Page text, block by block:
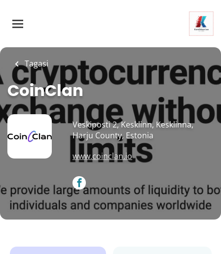
main
Tagasi
CoinClan
Veskiposti 2, Kesklinn, Kesklinna,
Harju County, Estonia
www.coinclan.io